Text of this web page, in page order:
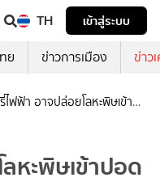
TH
เข้าสู่ระบบ
ย ข่าวการเมือง ข่าว
ไฟฟ้า อาจปล่อยโลหะพิษเข้า
หะพิษเข้าปอด